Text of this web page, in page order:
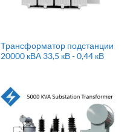
Трансформатор подстанции
20000 кВА 33,5 кВ - 0,44 кВ